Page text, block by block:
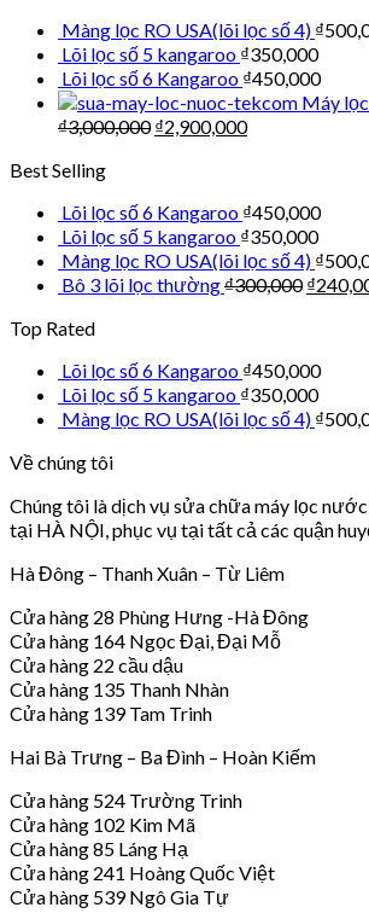
Màng lọc RO USA(lõi lọc số 4) ₫
Lõi lọc số 5 kangaroo ₫350,000
Lõi lọc số 6 Kangaroo ₫450,000
Máy
₫3,000,000 ₫2,900,000
Best Selling
Lõi lọc số 6 Kangaroo ₫450,000
Lõi lọc số 5 kangaroo ₫350,000
Màng lọc RO USA(lõi lọc số 4) ₫
Bô 3 lõi lọc thường₫300,000 ₫
Top Rated
Lõi lọc số 6 Kangaroo ₫450,000
Lõi lọc số 5 kangaroo ₫350,000
Màng lọc RO USA(lõi lọc số 4) ₫
Về chúng tôi
Chúng tôi là dịch vụ sửa chữa máy lọc
tại HÀ NỘI, phục vụ tại tất cả các quận
Hà Đông – Thanh Xuân – Từ Liêm
Cửa hàng 28 Phùng Hưng -Hà Đông
Cửa hàng 164 Ngọc Đại, Đại Mỗ
Cửa hàng 22 cầu dậu
Cửa hàng 135 Thanh Nhàn
Cửa hàng 139 Tam Trinh
Hai Bà Trưng – Ba Đình – Hoàn Kiếm
Cửa hàng 524 Trường Trinh
Cửa hàng 102 Kim Mã
Cửa hàng 85 Láng Hạ
Cửa hàng 241 Hoàng Quốc Việt
Cửa hàng 539 Ngô Gia Tự